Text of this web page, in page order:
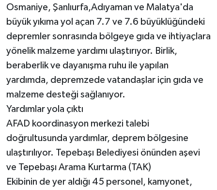
Osmaniye, Şanlıurfa,Adıyaman ve Malatya'da
büyük yıkıma yol açan 7.7 ve 7.6 büyüklüğündeki
depremler sonrasında bölgeye gıda ve ihtiyaçlara
yönelik malzeme yardımı ulaştırıyor. Birlik,
beraberlik ve dayanışma ruhu ile yapılan
yardımda, depremzede vatandaşlar için gıda ve
malzeme desteği sağlanıyor.
Yardımlar yola çıktı
AFAD koordinasyon merkezi talebi
doğrultusunda yardımlar, deprem bölgesine
ulaştırılıyor. Tepebaşı Belediyesi önünden aşevi
ve Tepebaşı Arama Kurtarma (TAK)
Ekibinin de yer aldığı 45 personel, kamyonet,